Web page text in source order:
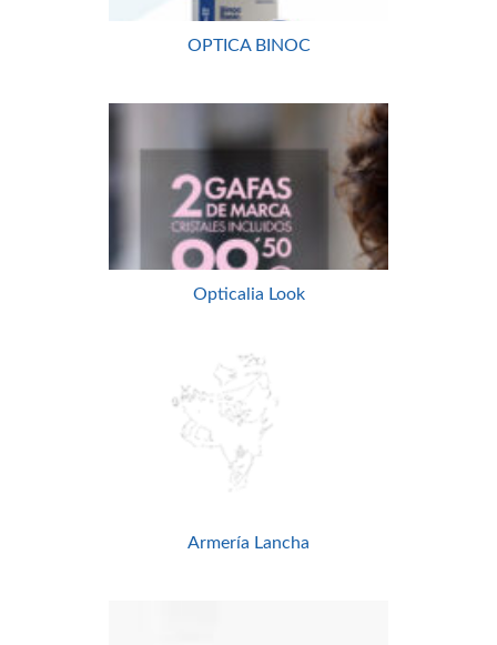
OPTICA BINOC
Opticalia Look
Armería Lancha